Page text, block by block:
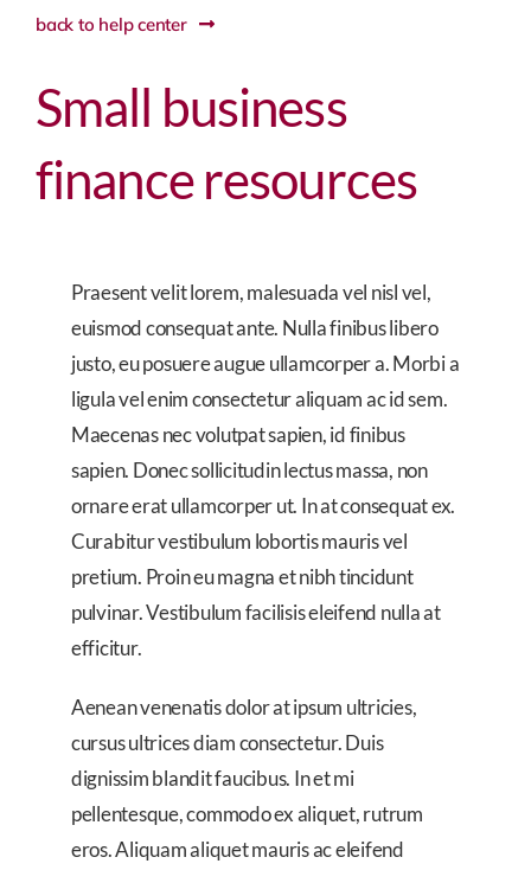
back to help center
Small business
finance resources
Praesent velit lorem, malesuada vel nisl vel,
euismod consequat ante. Nulla finibus libero
justo, eu posuere augue ullamcorper a. Morbi a
ligula vel enim consectetur aliquam ac id sem.
Maecenas nec volutpat sapien, id finibus
sapien. Donec sollicitudin lectus massa, non
ornare erat ullamcorper ut. In at consequat ex.
Curabitur vestibulum lobortis mauris vel
pretium. Proin eu magna et nibh tincidunt
pulvinar. Vestibulum facilisis eleifend nulla at
efficitur.
Aenean venenatis dolor at ipsum ultricies,
cursus ultrices diam consectetur. Duis
dignissim blandit faucibus. In et mi
pellentesque, commodo ex aliquet, rutrum
eros. Aliquam aliquet mauris ac eleifend